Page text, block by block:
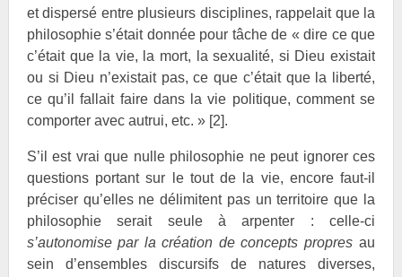
et dispersé entre plusieurs disciplines, rappelait que la
philosophie s’était donnée pour tâche de « dire ce que
c’était que la vie, la mort, la sexualité, si Dieu existait
ou si Dieu n’existait pas, ce que c’était que la liberté,
ce qu’il fallait faire dans la vie politique, comment se
comporter avec autrui, etc. » [2].
S’il est vrai que nulle philosophie ne peut ignorer ces
questions portant sur le tout de la vie, encore faut-il
préciser qu’elles ne délimitent pas un territoire que la
philosophie serait seule à arpenter : celle-ci
s’autonomise par la création de concepts propresau
sein d’ensembles discursifs de natures diverses,